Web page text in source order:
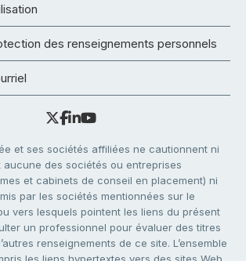
des renseignements personnels
et ses sociétés affiliées ne cautionnent ni
aucune des sociétés ou entreprises
et cabinets de conseil en placement) ni
par les sociétés mentionnées sur le
vers lesquels pointent les liens du présent
un professionnel pour évaluer des titres
renseignements de ce site. L’ensemble